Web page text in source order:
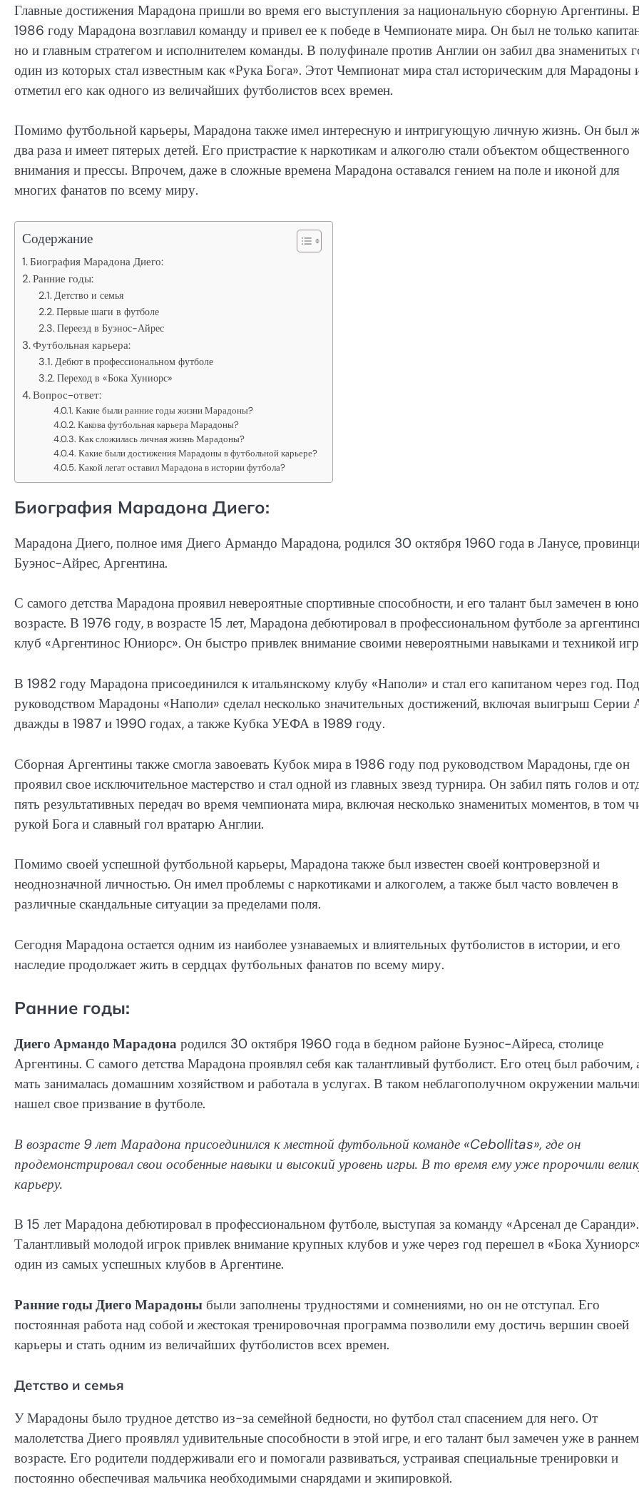
Главные достижения Марадона пришли во время его выступления за национальную сборную Аргентины.
1986 году Марадона возглавил команду и привел ее к победе в Чемпионате мира. Он был не только
но и главным стратегом и исполнителем команды. В полуфинале против Англии он забил два знаменитых
один из которых стал известным как «Рука Бога». Этот Чемпионат мира стал историческим для Марадоны
отметил его как одного из величайших футболистов всех времен.
Помимо футбольной карьеры, Марадона также имел интересную и интригующую личную жизнь. Он был
два раза и имеет пятерых детей. Его пристрастие к наркотикам и алкоголю стали объектом общественного
внимания и прессы. Впрочем, даже в сложные времена Марадона оставался гением на поле и иконой для
многих фанатов по всему миру.
Содержание
Биография Марадона Диего:
Ранние годы:
Детство и семья
Первые шаги в футболе
Переезд в Буэнос-Айрес
Футбольная карьера:
Дебют в профессиональном футболе
Переход в «Бока Хуниорс»
Вопрос-ответ:
Какие были ранние годы жизни Марадоны?
Какова футбольная карьера Марадоны?
Как сложилась личная жизнь Марадоны?
Какие были достижения Марадоны в футбольной карьере?
Какой легат оставил Марадона в истории футбола?
Биография Марадона Диего:
Марадона Диего, полное имя Диего Армандо Марадона, родился 30 октября 1960 года в Ланусе,
Буэнос-Айрес, Аргентина.
С самого детства Марадона проявил невероятные спортивные способности, и его талант был замечен в
возрасте. В 1976 году, в возрасте 15 лет, Марадона дебютировал в профессиональном футболе за
клуб «Аргентинос Юниорс». Он быстро привлек внимание своими невероятными навыками и техникой
В 1982 году Марадона присоединился к итальянскому клубу «Наполи» и стал его капитаном через год. Под
руководством Марадоны «Наполи» сделал несколько значительных достижений, включая выигрыш Серии
дважды в 1987 и 1990 годах, а также Кубка УЕФА в 1989 году.
Сборная Аргентины также смогла завоевать Кубок мира в 1986 году под руководством Марадоны, где он
проявил свое исключительное мастерство и стал одной из главных звезд турнира. Он забил пять голов и
пять результативных передач во время чемпионата мира, включая несколько знаменитых моментов, в том
рукой Бога и славный гол вратарю Англии.
Помимо своей успешной футбольной карьеры, Марадона также был известен своей контроверзной и
неоднозначной личностью. Он имел проблемы с наркотиками и алкоголем, а также был часто вовлечен в
различные скандальные ситуации за пределами поля.
Сегодня Марадона остается одним из наиболее узнаваемых и влиятельных футболистов в истории, и его
наследие продолжает жить в сердцах футбольных фанатов по всему миру.
Ранние годы:
Диего Армандо Марадона родился 30 октября 1960 года в бедном районе Буэнос-Айреса, столице
Аргентины. С самого детства Марадона проявлял себя как талантливый футболист. Его отец был рабочим,
мать занималась домашним хозяйством и работала в услугах. В таком неблагополучном окружении
нашел свое призвание в футболе.
В возрасте 9 лет Марадона присоединился к местной футбольной команде «Cebollitas», где он
продемонстрировал свои особенные навыки и высокий уровень игры. В то время ему уже пророчили
карьеру.
В 15 лет Марадона дебютировал в профессиональном футболе, выступая за команду «Арсенал де Саранди».
Талантливый молодой игрок привлек внимание крупных клубов и уже через год перешел в «Бока
один из самых успешных клубов в Аргентине.
Ранние годы Диего Марадоны были заполнены трудностями и сомнениями, но он не отступал. Его
постоянная работа над собой и жестокая тренировочная программа позволили ему достичь вершин своей
карьеры и стать одним из величайших футболистов всех времен.
Детство и семья
У Марадоны было трудное детство из-за семейной бедности, но футбол стал спасением для него. От
малолетства Диего проявлял удивительные способности в этой игре, и его талант был замечен уже в раннем
возрасте. Его родители поддерживали его и помогали развиваться, устраивая специальные тренировки и
постоянно обеспечивая мальчика необходимыми снарядами и экипировкой.